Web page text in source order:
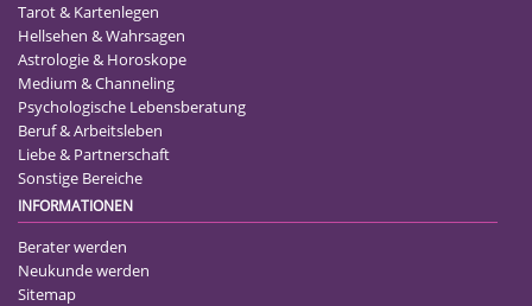
Tarot & Kartenlegen
Hellsehen & Wahrsagen
Astrologie & Horoskope
Medium & Channeling
Psychologische Lebensberatung
Beruf & Arbeitsleben
Liebe & Partnerschaft
Sonstige Bereiche
INFORMATIONEN
Berater werden
Neukunde werden
Sitemap